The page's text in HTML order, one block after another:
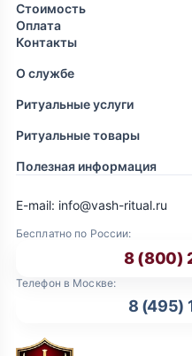
Стоимость
Оплата
Контакты
О службе
Ритуальные услуги
Ритуальные товары
Полезная информация
Бесплатно по России:
8 (800)
Телефон в Москве:
8 (495)
E-mail: info@vash-ritual.ru